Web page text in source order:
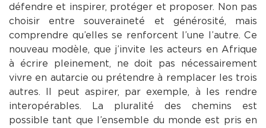
défendre et inspirer, protéger et proposer. Non pas
choisir entre souveraineté et générosité, mais
comprendre qu’elles se renforcent l’une l’autre. Ce
nouveau modèle, que j’invite les acteurs en Afrique
à écrire pleinement, ne doit pas nécessairement
vivre en autarcie ou prétendre à remplacer les trois
autres. Il peut aspirer, par exemple, à les rendre
interopérables. La pluralité des chemins est
possible tant que l’ensemble du monde est pris en